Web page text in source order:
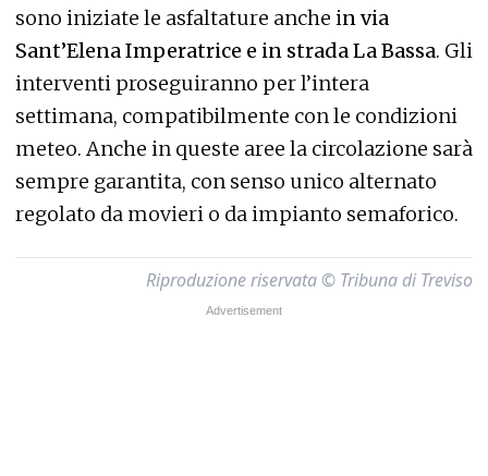
sono iniziate le asfaltature anche in via
Sant’Elena Imperatrice e in strada La Bassa. Gli
interventi proseguiranno per l’intera
settimana, compatibilmente con le condizioni
meteo. Anche in queste aree la circolazione sarà
sempre garantita, con senso unico alternato
regolato da movieri o da impianto semaforico.
Riproduzione riservata © Tribuna di Treviso